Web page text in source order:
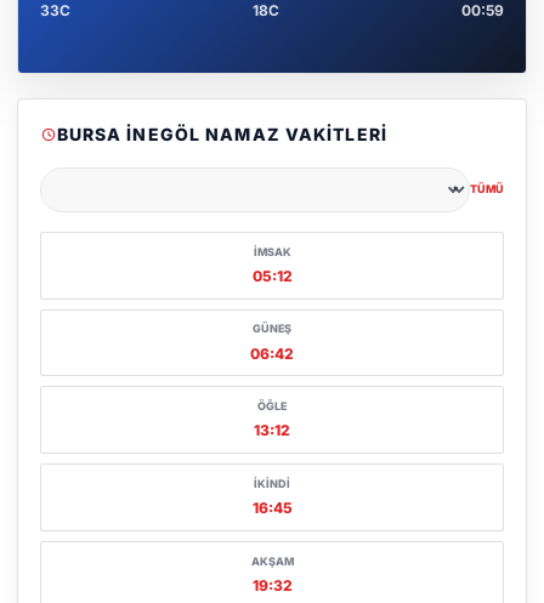
33C 18C 00:59
BURSA İNEGÖL NAMAZ VAKITLERI
TÜMÜ
İMSAK
05:12
GÜNEŞ
06:42
ÖĞLE
13:12
İKINDI
16:45
AKŞAM
19:32